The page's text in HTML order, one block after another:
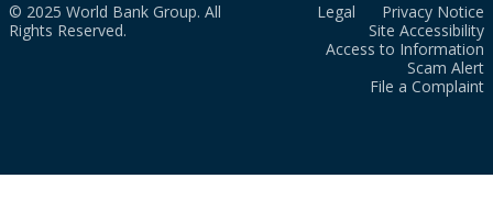
© 2025 World Bank Group. All
Rights Reserved.
Legal
Privacy Notice
Site Accessibility
Access to Information
Scam Alert
File a Complaint